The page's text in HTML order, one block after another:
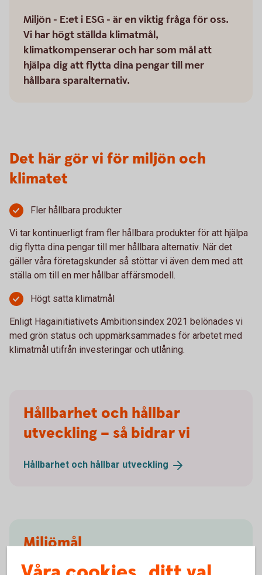
Miljön - E:et i ESG - är en viktig fråga för oss.
Vi har högt ställda klimatmål,
klimatkompenserar och har som mål att
hjälpa dig att flytta dina pengar till mer
hållbara sparalternativ.
Det här gör vi för miljön och
klimatet
Fler hållbara produkter
Vi tar kontinuerligt fram fler hållbara produkter för att hjälpa
dig flytta dina pengar till mer hållbara alternativ. När det
gäller våra företagskunder så stöttar vi även dem med att
ställa om till en mer hållbar affärsmodell.
Högt satta klimatmål
Enligt Hagainitiativets Ambitionsindex 2021 belönades vi
med grön status och uppmärksammades för arbetet med
klimatmål utifrån investeringar och utlåning.
Hållbarhet och hållbar
utveckling – så bidrar vi
Hållbarhet och hållbar utveckling
Miljömål